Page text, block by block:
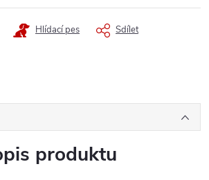
Hlídací pes Sdílet
produktu